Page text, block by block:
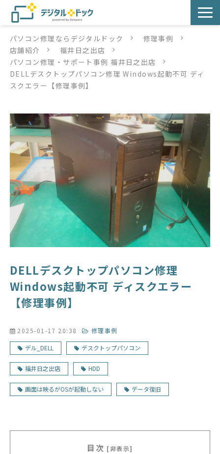
パソコン修理
サービス
店舗紹介
デジタルドックブログ
パソコン修理ならデジタルドック
修理事例
店舗紹介
福井日之出店
パソコン修理・サポート事例 福井日之出店
DELLデスクトップパソコン修理 Windows起動不可 ディ
スクエラー【修理事例】
DELLデスクトップパソコン修理
Windows起動不可 ディスクエラー
【修理事例】
2025-01-17 20:38 修理事例
デル_DELL デスクトップパソコン
福井日之出店 HDD
画面は映るがOSが起動しない データ復旧
目次 [非表示]